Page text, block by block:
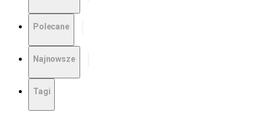
Polecane
Najnowsze
Tagi